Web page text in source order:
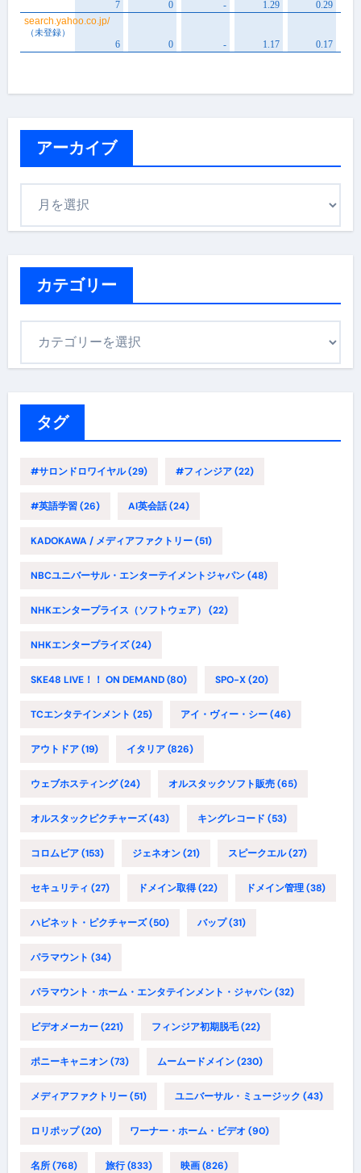
アーカイブ
カテゴリー
タグ
#サロンドロワイヤル(29) #フィンジア(22)
#英語学習(26) AI英会話(24)
KADOKAWA / メディアファクトリー(51)
NBCユニバーサル・エンターテイメントジャパン(48)
NHKエンタープライス（ソフトウェア） (22)
NHKエンタープライズ(24)
SKE48 LIVE！！ ON DEMAND(80) SPO-X(20)
TCエンタテインメント (25) アイ・ヴィー・シー(46)
アウトドア(19) イタリア(826)
ウェブホスティング(24) オルスタックソフト販売(65)
オルスタックピクチャーズ(43) キングレコード (53)
コロムビア(153) ジェネオン(21) スピークエル(27)
セキュリティ (27) ドメイン取得(22) ドメイン管理(38)
ハピネット・ピクチャーズ(50) バップ(31)
パラマウント (34)
パラマウント・ホーム・エンタテインメント・ジャパン(32)
ビデオメーカー(221) フィンジア初期脱毛(22)
ポニーキャニオン(73) ムームードメイン(230)
メディアファクトリー(51) ユニバーサル・ミュージック (43)
ロリポップ(20) ワーナー・ホーム・ビデオ (90)
名所(768) 旅行(833) 映画(826)